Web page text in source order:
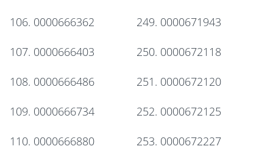
106. 0000666362
107. 0000666403
108. 0000666486
109. 0000666734
110. 0000666880
249. 0000671943
250. 0000672118
251. 0000672120
252. 0000672125
253. 0000672227